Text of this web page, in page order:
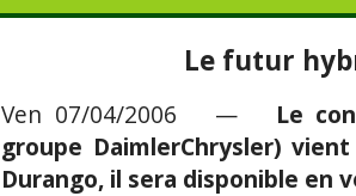
Le futur
Ven 07/04/2006 — Le
groupe DaimlerChrysler)
Durango, il sera disponible en